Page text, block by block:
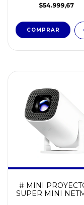
$54.999,67
# MINI
SUPER MINI